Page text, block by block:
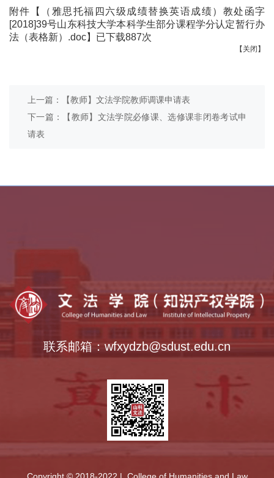
附件【
（雅思托福四六级成绩替换英语成绩）教处函字
[2018]39号山东科技大学本科学生部分课程学分认定暂行办
法（表格新）.doc】已下载887次
【关闭】
上一篇：【教师】文法学院教师调课申请表
下一篇：【教师】文法学院必修课、选修课非闭卷考试申
请表
全国哲学社会科学工作办公室
联系邮箱：wfxydzb@sdust.edu.cn